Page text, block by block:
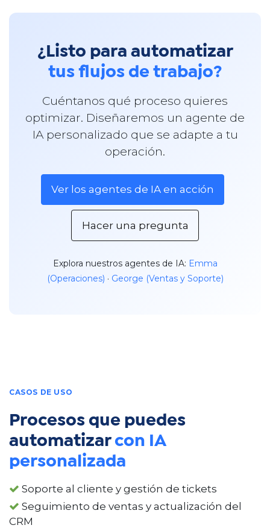
¿Listo para automatizar
tus flujos de trabajo?
Cuéntanos qué proceso quieres
optimizar. Diseñaremos un agente de
IA personalizado que se adapte a tu
operación.
Ver los agentes de IA en acción
Hacer una pregunta
Explora nuestros agentes de IA: Emma
(Operaciones) · George (Ventas y Soporte)
CASOS DE USO
Procesos que puedes
automatizar con IA
personalizada
Soporte al cliente y gestión de tickets
Seguimiento de ventas y actualización del
CRM